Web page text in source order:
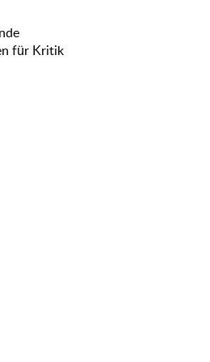
für Kritik